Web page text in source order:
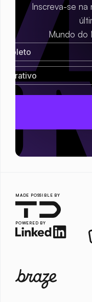
Inscreva-se
Mundo do
MADE POSSIBLE BY
POWERED BY